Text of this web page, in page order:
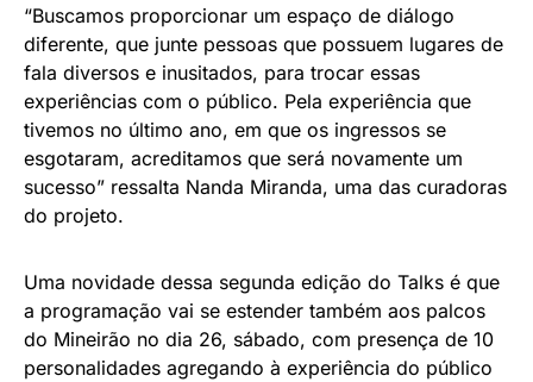
“Buscamos proporcionar um espaço de diálogo
diferente, que junte pessoas que possuem lugares de
fala diversos e inusitados, para trocar essas
experiências com o público. Pela experiência que
tivemos no último ano, em que os ingressos se
esgotaram, acreditamos que será novamente um
sucesso” ressalta Nanda Miranda, uma das curadoras
do projeto.
Uma novidade dessa segunda edição do Talks é que
a programação vai se estender também aos palcos
do Mineirão no dia 26, sábado, com presença de 10
personalidades agregando à experiência do público